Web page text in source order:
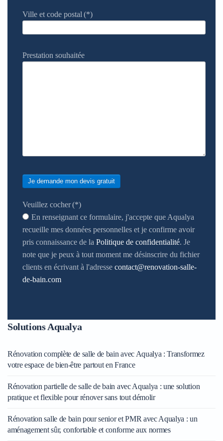
Ville et code postal (*)
Prestation souhaitée
Je demande mon devis gratuit
Veuillez cocher(*)
En renseignant ce formulaire, j'accepte que Aqualya
recueille mes données personnelles et je confirme avoir
pris connaissance de la Politique de confidentialité. Je
note que je peux à tout moment me désinscrire du fichier
clients en écrivant à l'adresse contact@renovation-salle-
de-bain.com
Solutions Aqualya
Rénovation complète de salle de bain avec Aqualya : Transformez
votre espace de bien-être partout en France
Rénovation partielle de salle de bain avec Aqualya : une solution
pratique et flexible pour rénover sans tout démolir
Rénovation salle de bain pour senior et PMR avec Aqualya : un
aménagement sûr, confortable et conforme aux normes